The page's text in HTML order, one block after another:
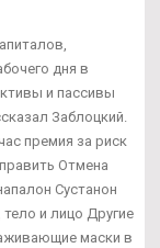
дня в
и пассивы
Заблоцкий.
премия за риск
Отмена
Сустанон
и лицо Другие
маски в